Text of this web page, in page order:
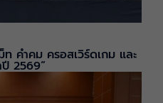
คำคม ครอสเวิร์ดเกม และ
2569“